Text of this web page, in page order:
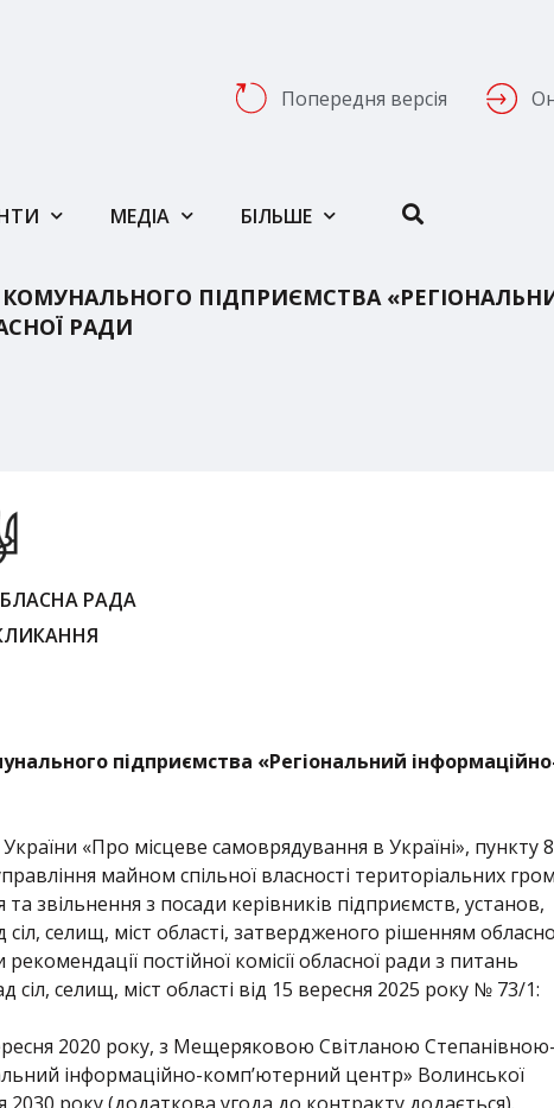
Попередня версія
МЕДІА БІЛЬШЕ
ПІДПРИЄМСТВА
РАДИ
РАДА
підприємства «Регіональний
«Про місцеве самоврядування в Україні», пункту 8
майном спільної власності територіальних
звільнення з посади керівників підприємств, установ,
сіл, селищ, міст області, затвердженого рішенням
постійної комісії обласної ради з питань
селищ, міст області від 15 вересня 2025 року № 73/1:
2020 року, з Мещеряковою Світланою
інформаційно-комп’ютерний центр» Волинської